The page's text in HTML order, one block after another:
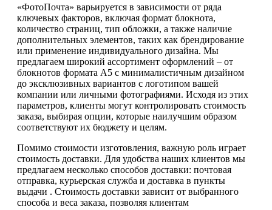
«ФотоПочта» варьируется в зависимости от ряда
ключевых факторов, включая формат блокнота,
количество страниц, тип обложки, а также наличие
дополнительных элементов, таких как брендирование
или применение индивидуального дизайна. Мы
предлагаем широкий ассортимент оформлений – от
блокнотов формата А5 с минималистичным дизайном
до эксклюзивных вариантов с логотипом вашей
компании или личными фотографиями. Исходя из этих
параметров, клиенты могут контролировать стоимость
заказа, выбирая опции, которые наилучшим образом
соответствуют их бюджету и целям.
Помимо стоимости изготовления, важную роль играет
стоимость доставки. Для удобства наших клиентов мы
предлагаем несколько способов доставки: почтовая
отправка, курьерская служба и доставка в пункты
выдачи . Стоимость доставки зависит от выбранного
способа и веса заказа, позволяя клиентам